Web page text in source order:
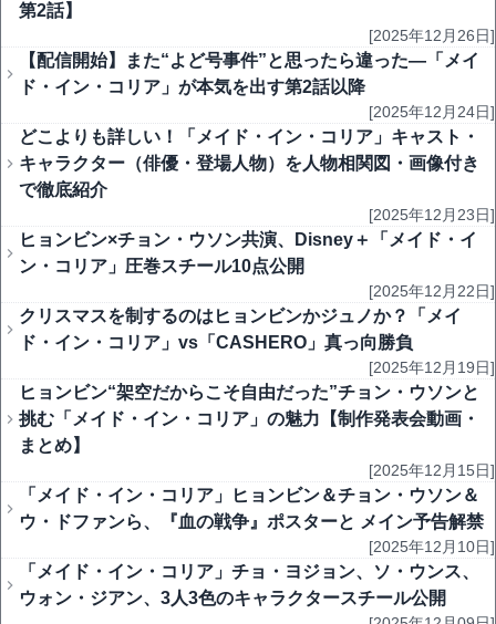
第2話】
[2025年12月26日]
【配信開始】また“よど号事件”と思ったら違った―「メイ
ド・イン・コリア」が本気を出す第2話以降
[2025年12月24日]
どこよりも詳しい！「メイド・イン・コリア」キャスト・
キャラクター（俳優・登場人物）を人物相関図・画像付き
で徹底紹介
[2025年12月23日]
ヒョンビン×チョン・ウソン共演、Disney＋「メイド・イ
ン・コリア」圧巻スチール10点公開
[2025年12月22日]
クリスマスを制するのはヒョンビンかジュノか？「メイ
ド・イン・コリア」vs「CASHERO」真っ向勝負
[2025年12月19日]
ヒョンビン“架空だからこそ自由だった”チョン・ウソンと
挑む「メイド・イン・コリア」の魅力【制作発表会動画・
まとめ】
[2025年12月15日]
「メイド・イン・コリア」ヒョンビン＆チョン・ウソン＆
ウ・ドファンら、『血の戦争』ポスターと メイン予告解禁
[2025年12月10日]
「メイド・イン・コリア」チョ・ヨジョン、ソ・ウンス、
ウォン・ジアン、3人3色のキャラクタースチール公開